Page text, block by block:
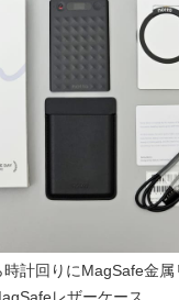
計回りにMagSafe金属